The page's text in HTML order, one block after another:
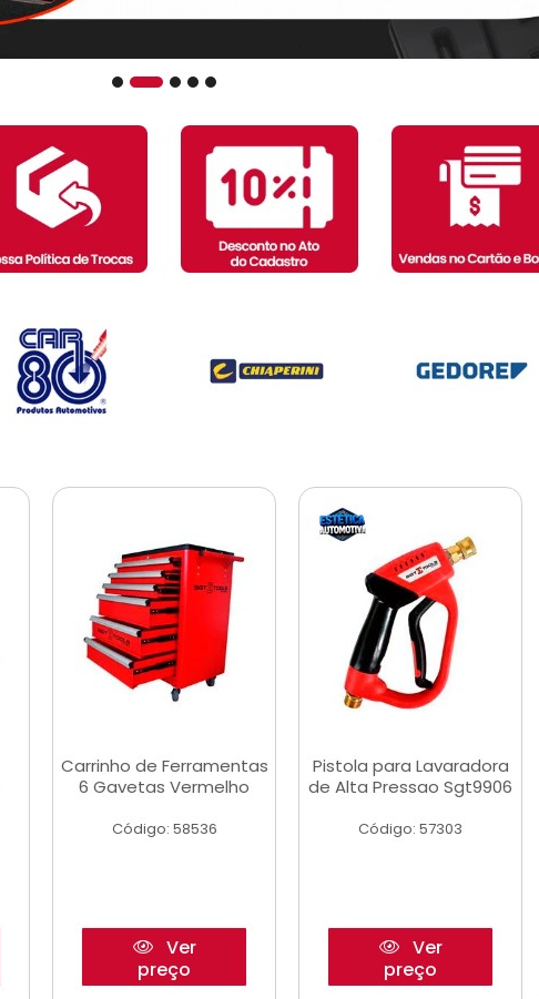
Carrinho de Ferramentas
6 Gavetas Vermelho
Código: 58536
Ver
preço
Pistola para Lavaradora
de Alta Pressao Sgt9906
Código: 57303
Ver
preço